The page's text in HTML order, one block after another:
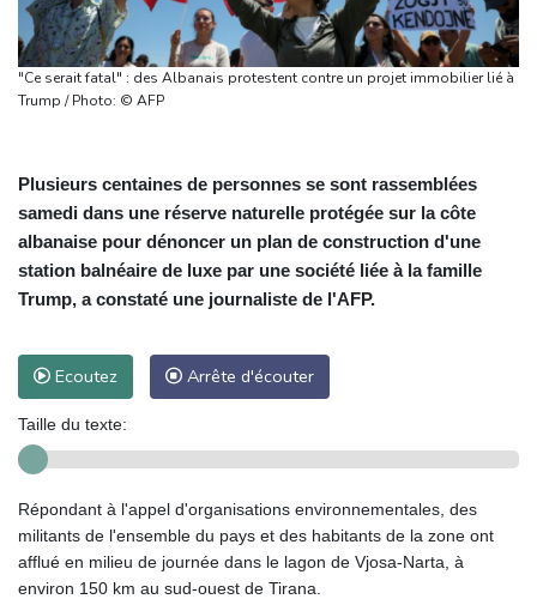
"Ce serait fatal" : des Albanais protestent contre un projet immobilier lié à
Trump / Photo: © AFP
Plusieurs centaines de personnes se sont rassemblées
samedi dans une réserve naturelle protégée sur la côte
albanaise pour dénoncer un plan de construction d'une
station balnéaire de luxe par une société liée à la famille
Trump, a constaté une journaliste de l'AFP.
Ecoutez Arrête d'écouter
Taille du texte:
Répondant à l'appel d'organisations environnementales, des
militants de l'ensemble du pays et des habitants de la zone ont
afflué en milieu de journée dans le lagon de Vjosa‑Narta, à
environ 150 km au sud-ouest de Tirana.